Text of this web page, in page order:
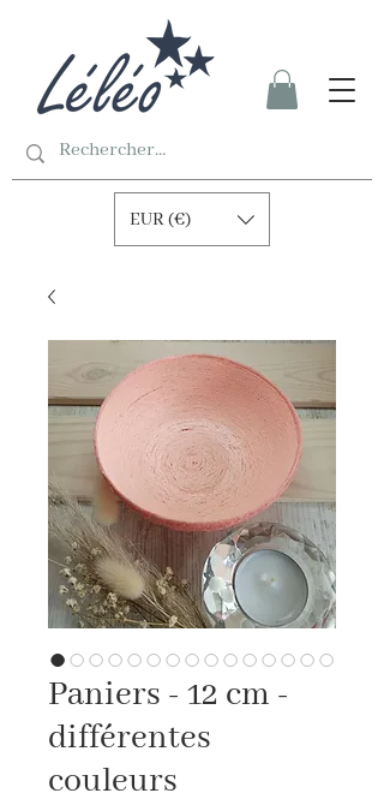
EUR (€)
Paniers - 12 cm -
différentes
couleurs